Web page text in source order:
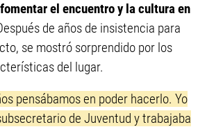
el encuentro y la cultura en
de años de insistencia para
se mostró sorprendido por los
del lugar.
pensábamos en poder hacerlo. Yo
de Juventud y trabajaba